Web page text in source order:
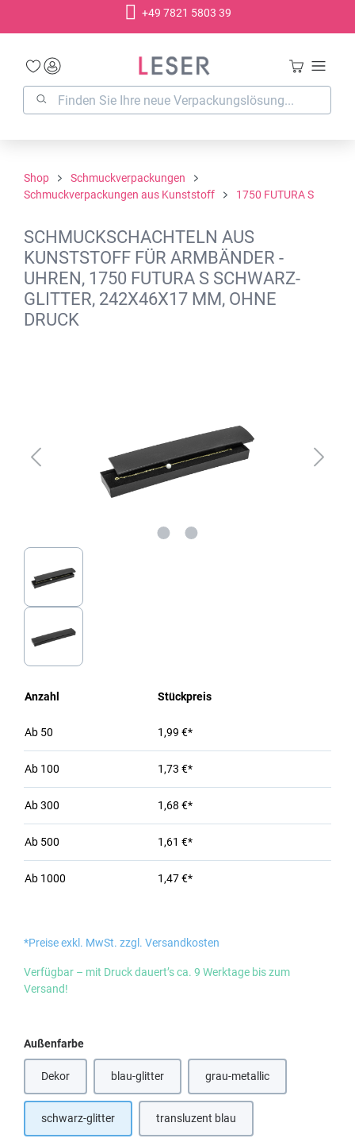
+49 7821 5803 39
Shop
Schmuckverpackungen
Schmuckverpackungen aus Kunststoff
1750 FUTURA S
SCHMUCKSCHACHTELN AUS
KUNSTSTOFF FÜR ARMBÄNDER -
UHREN, 1750 FUTURA S SCHWARZ-
GLITTER, 242X46X17 MM, OHNE
DRUCK
Anzahl Stückpreis
Ab 50 1,99 €*
Ab 100 1,73 €*
Ab300 1,68 €*
Ab 500 1,61 €*
Ab 1000 1,47 €*
*Preise exkl. MwSt. zzgl. Versandkosten
Verfügbar – mit Druck dauert’s ca. 9 Werktage bis zum
Versand!
Außenfarbeauswählen
Dekor blau-glitter
(Diese Option ist zurzeit nicht verfügbar.)
grau-metallic
schwarz-glitter transluzent blau(Diese Option ist zurzeit nicht